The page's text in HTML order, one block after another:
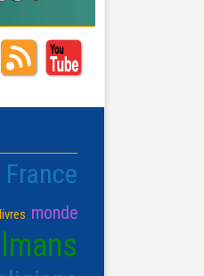
France
livres monde